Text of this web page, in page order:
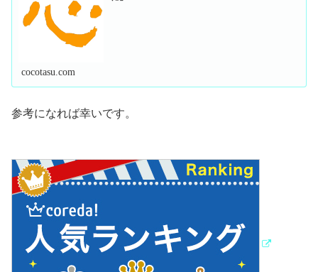
cocotasu.com
参考になれば幸いです。